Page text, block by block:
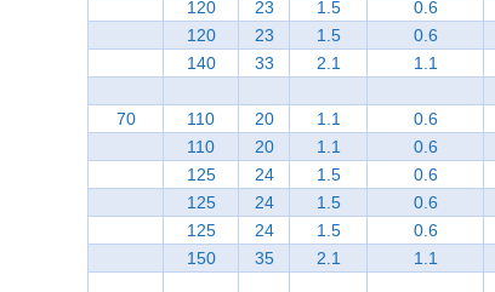
120
23 1.5 0.6
120
23 1.5 0.6
140
33 2.1 1.1
70 110 20 1.1 0.6
110
20 1.1 0.6
125
24 1.5 0.6
125
24 1.5 0.6
125
24 1.5 0.6
150
35 2.1 1.1